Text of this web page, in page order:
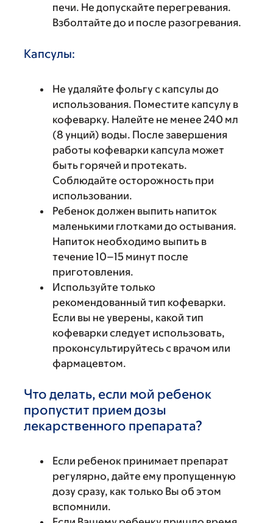
печи. Не допускайте перегревания.
Взболтайте до и после разогревания.
Капсулы:
Не удаляйте фольгу с капсулы до
использования. Поместите капсулу в
кофеварку. Налейте не менее 240 мл
(8 унций) воды. После завершения
работы кофеварки капсула может
быть горячей и протекать.
Соблюдайте осторожность при
использовании.
Ребенок должен выпить напиток
маленькими глотками до остывания.
Напиток необходимо выпить в
течение 10–15 минут после
приготовления.
Используйте только
рекомендованный тип кофеварки.
Если вы не уверены, какой тип
кофеварки следует использовать,
проконсультируйтесь с врачом или
фармацевтом.
Что делать, если мой ребенок
пропустит прием дозы
лекарственного препарата?
Если ребенок принимает препарат
регулярно, дайте ему пропущенную
дозу сразу, как только Вы об этом
вспомнили.